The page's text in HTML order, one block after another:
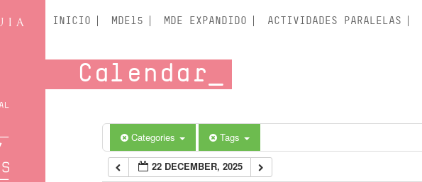
INICIO MDE15 MDE EXPANDIDO ACTIVIDADES PARALELAS
Calendar
Categories Tags
22 DECEMBER, 2025
5:00 am
6:00 am
7:00 am